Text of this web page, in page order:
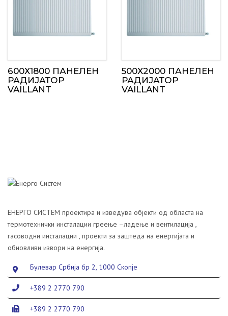
600Х1800 ПАНЕЛЕН
РАДИЈАТОР
VAILLANT
500Х2000 ПАНЕЛЕН
РАДИЈАТОР
VAILLANT
ЕНЕРГО СИСТЕМ проектира и изведува објекти од областа на
термотехнички инсталации греење –ладење и вентилација ,
гасоводни инсталации , проекти за заштеда на енергијата и
обновливи извори на енергија.
Булевар Србија бр 2, 1000 Скопје
+389 2 2770 790
+389 2 2770 790